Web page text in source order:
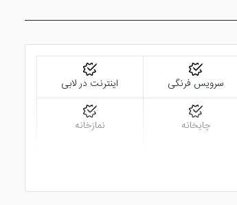
سرویس فرنگی اینترنت در لابی
چایخانه نمازخانه